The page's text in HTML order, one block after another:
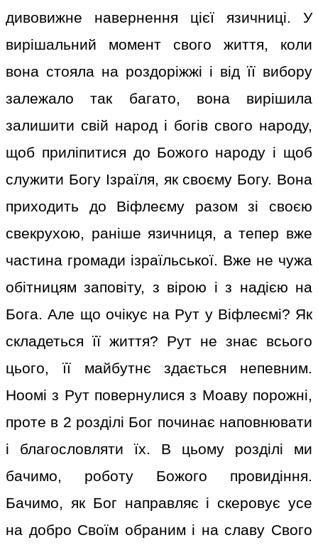
дивовижне навернення цієї язичниці. У
вирішальний момент свого життя, коли
вона стояла на роздоріжжі і від її вибору
залежало так багато, вона вирішила
залишити свій народ і богів свого народу,
щоб приліпитися до Божого народу і щоб
служити Богу Ізраїля, як своєму Богу. Вона
приходить до Віфлеєму разом зі своєю
свекрухою, раніше язичниця, а тепер вже
частина громади ізраїльської. Вже не чужа
обітницям заповіту, з вірою і з надією на
Бога. Але що очікує на Рут у Віфлеємі? Як
складеться її життя? Рут не знає всього
цього, її майбутнє здається непевним.
Ноомі з Рут повернулися з Моаву порожні,
проте в 2 розділі Бог починає наповнювати
і благословляти їх. В цьому розділі ми
бачимо, роботу Божого провидіння.
Бачимо, як Бог направляє і скеровує усе
на добро Своїм обраним і на славу Свого